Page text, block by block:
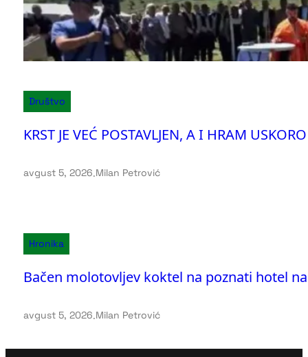
Društvo
KRST JE VEĆ POSTAVLJEN, A I HRAM
avgust 5, 2026.Milan Petrović
Hronika
Bačen molotovljev koktel na poznati hotel
avgust 5, 2026.Milan Petrović